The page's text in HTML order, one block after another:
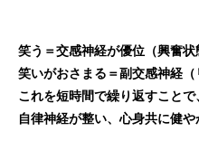
笑う＝交感神経が優位（興奮状
笑いがおさまる＝副交感神経（
これを短時間で繰り返すことで
自律神経が整い、心身共に健や